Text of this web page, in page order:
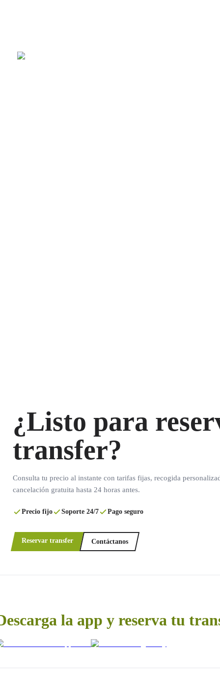
¿Listo para
transfer?
Consulta tu precio al instante con tarifas fijas, recogida
cancelación gratuita hasta 24 horas antes.
Precio fijo Soporte 24/7 Pago seguro
Reservar transfer Contáctanos
la app y reserva tu